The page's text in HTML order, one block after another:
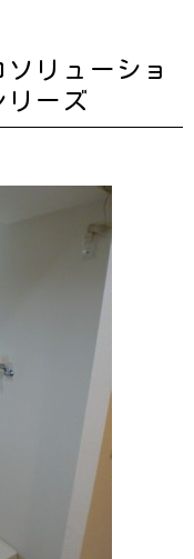
リューショ
リーズ